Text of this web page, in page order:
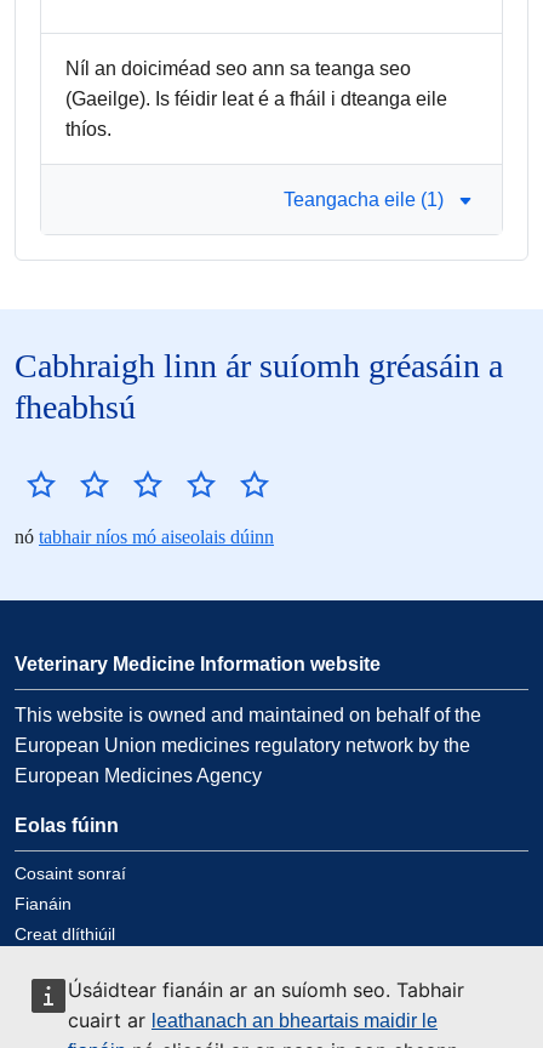
Úsáidtear fianáin ar an suíomh seo. Tabhair
cuairt ar leathanach an bheartais maidir le
Níl an doiciméad seo ann sa teanga seo
(Gaeilge). Is féidir leat é a fháil i dteanga eile
thíos.
Teangacha eile (1)
Cabhraigh linn ár suíomh gréasáin a
fheabhsú
nó tabhair níos mó aiseolais dúinn
Veterinary Medicine Information website
This website is owned and maintained on behalf of the
European Union medicines regulatory network by the
European Medicines Agency
Eolas fúinn
Cosaint sonraí
Fianáin
Creat dlíthiúil